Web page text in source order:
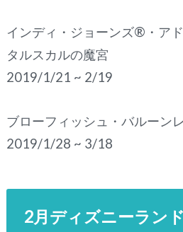
インディ・ジョーンズ®・ア
タルスカルの魔宮
2019/1/21 ~ 2/19
ブローフィッシュ・バルーン
2019/1/28 ~ 3/18
2月ディズニーラン